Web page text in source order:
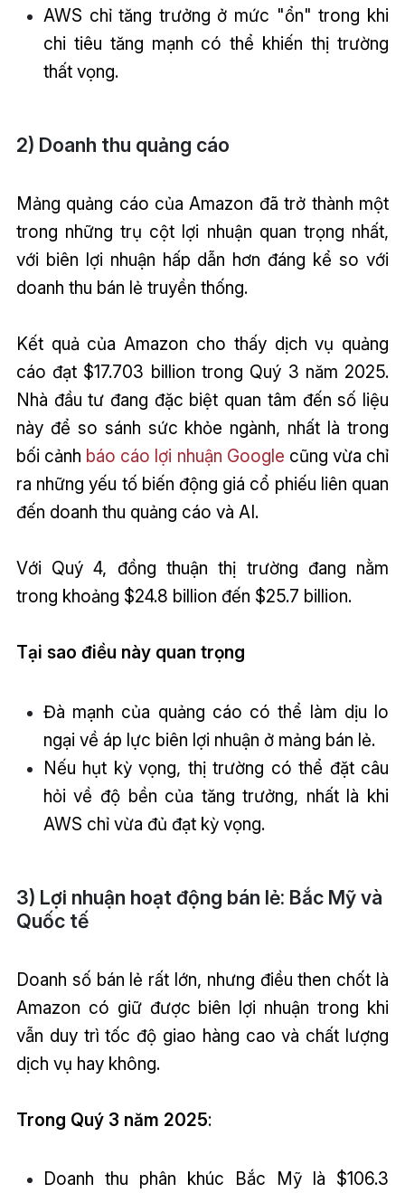
AWS chỉ tăng trưởng ở mức "ổn" trong khi
chi tiêu tăng mạnh có thể khiến thị trường
thất vọng.
2) Doanh thu quảng cáo
Mảng quảng cáo của Amazon đã trở thành một
trong những trụ cột lợi nhuận quan trọng nhất,
với biên lợi nhuận hấp dẫn hơn đáng kể so với
doanh thu bán lẻ truyền thống.
Kết quả của Amazon cho thấy dịch vụ quảng
cáo đạt $17.703 billion trong Quý 3 năm 2025.
Nhà đầu tư đang đặc biệt quan tâm đến số liệu
này để so sánh sức khỏe ngành, nhất là trong
bối cảnh báo cáo lợi nhuận Google cũng vừa chỉ
ra những yếu tố biến động giá cổ phiếu liên quan
đến doanh thu quảng cáo và AI.
Với Quý 4, đồng thuận thị trường đang nằm
trong khoảng $24.8 billion đến $25.7 billion.
Tại sao điều này quan trọng
Đà mạnh của quảng cáo có thể làm dịu lo
ngại về áp lực biên lợi nhuận ở mảng bán lẻ.
Nếu hụt kỳ vọng, thị trường có thể đặt câu
hỏi về độ bền của tăng trưởng, nhất là khi
AWS chỉ vừa đủ đạt kỳ vọng.
3) Lợi nhuận hoạt động bán lẻ: Bắc Mỹ và
Quốc tế
Doanh số bán lẻ rất lớn, nhưng điều then chốt là
Amazon có giữ được biên lợi nhuận trong khi
vẫn duy trì tốc độ giao hàng cao và chất lượng
dịch vụ hay không.
Trong Quý 3 năm 2025:
Doanh thu phân khúc Bắc Mỹ là $106.3